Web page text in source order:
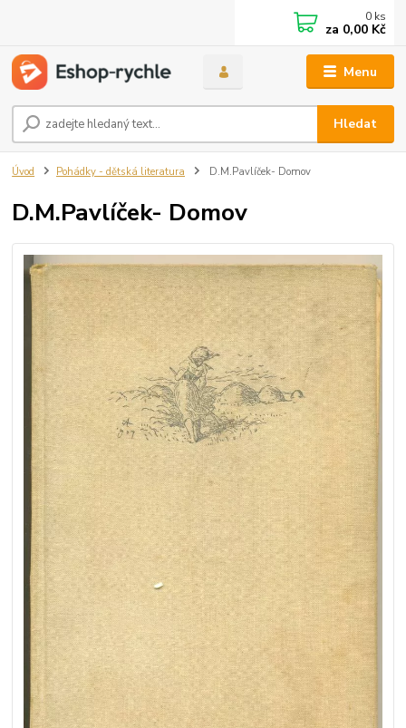
Menu
Hledat
0 ks
za 0,00 Kč
Úvod Pohádky - dětská literatura D.M.Pavlíček- Domov
D.M.Pavlíček- Domov